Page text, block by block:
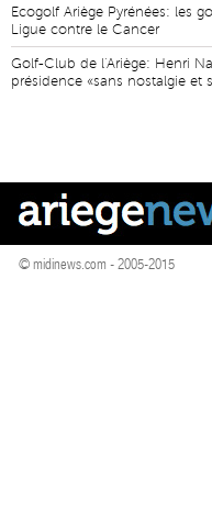
Ecogolf Ariège Pyrénées: les
Ligue contre le Cancer
Golf-Club de l'Ariège: Henri
présidence «sans nostalgie et
© midinews.com - 2005-2015